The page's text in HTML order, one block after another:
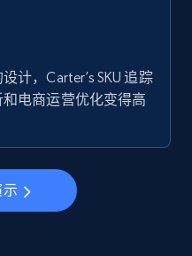
Gtin,
reviews, and
立即开始
计，Carter’s SKU 追踪
电商运营优化变得高